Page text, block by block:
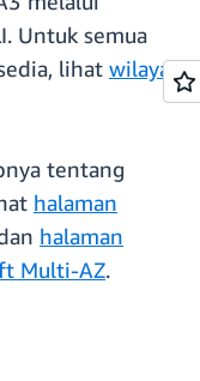
Untuk semua
lihat wilayah
tentang
halaman
halaman
Multi-AZ.